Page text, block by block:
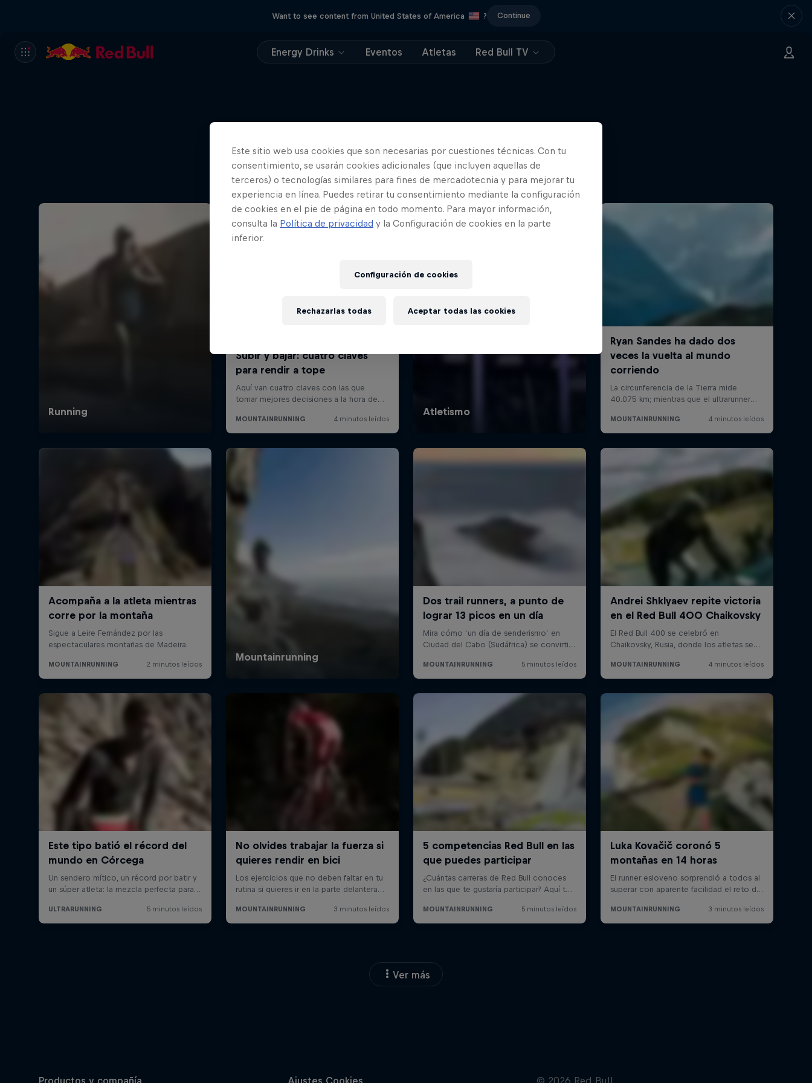
Want to see content from United States of America ? Continue
Energy Drinks Eventos Atletas Red Bull TV
Más contenidos similares
Ver más
Este sitio web usa cookies que son necesarias por cuestiones técnicas. Con tu
consentimiento, se usarán cookies adicionales (que incluyen aquellas de
terceros) o tecnologías similares para fines de mercadotecnia y para mejorar tu
experiencia en línea. Puedes retirar tu consentimiento mediante la configuración
de cookies en el pie de página en todo momento. Para mayor información,
consulta la Política de privacidad y la Configuración de cookies en la parte
inferior.
Configuración de cookies
Rechazarlas todas Aceptar todas las cookies